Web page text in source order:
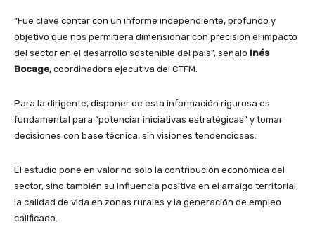
“Fue clave contar con un informe independiente, profundo y
objetivo que nos permitiera dimensionar con precisión el impacto
del sector en el desarrollo sostenible del país”, señaló Inés
Bocage,coordinadora ejecutiva del CTFM.
Para la dirigente, disponer de esta información rigurosa es
fundamental para “potenciar iniciativas estratégicas” y tomar
decisiones con base técnica, sin visiones tendenciosas.
El estudio pone en valor no solo la contribución económica del
sector, sino también su influencia positiva en el arraigo territorial,
la calidad de vida en zonas rurales y la generación de empleo
calificado.